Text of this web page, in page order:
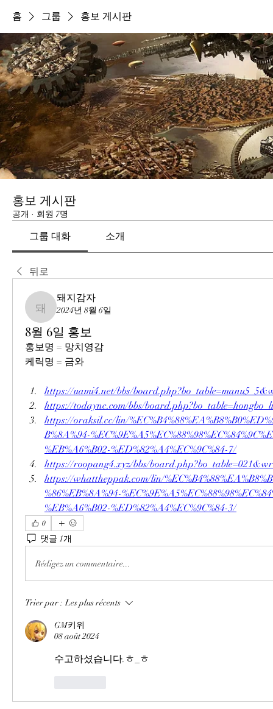
홈 그룹 홍보 게시판
홍보 게시판
공개 · 회원 7명
그룹 대화 소개
뒤로
돼지감자
돼지감자
2024년 8월 6일
8월 6일 홍보
홍보명 = 망치영감
케릭명 = 금와
https://uami4.net/bbs/
https://todaync.com/bbs/
https://oraksil.cc/lin/
B%8A%94-
%EB%A6%B02-%ED%82%A4%EC%9C%84-7/
https://roopang4.xyz/bbs/
https://whattheppak.com/lin/
%86%EB%8A%94-
%EB%A6%B02-%ED%82%A4%EC%9C%84-3/
0
댓글 1개
Rédigez un commentaire...
Trier par : Les plus récents
GM키위
08 août 2024
수고하셨습니다.ㅎ_ㅎ